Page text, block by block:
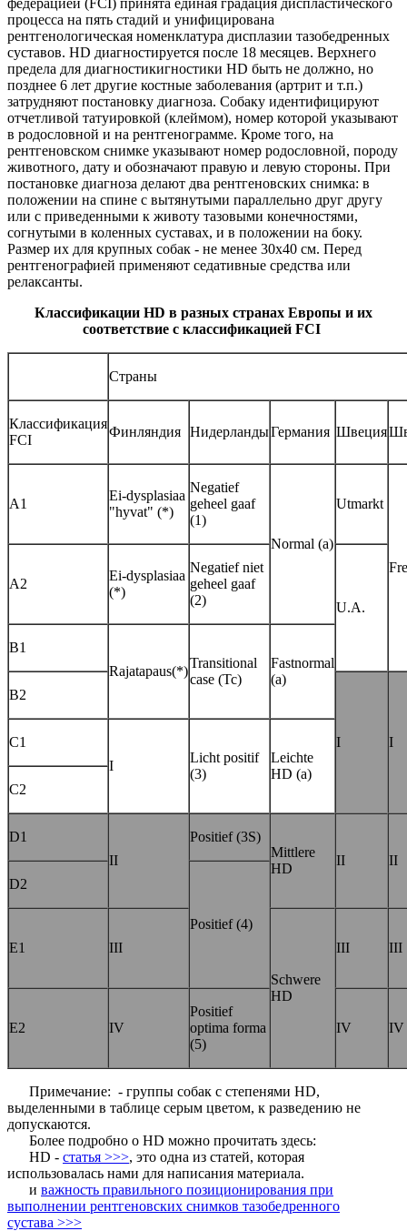
процесса на пять стадий и унифицирована
рентгенологическая номенклатура дисплазии тазобедренных
суставов. HD диагностируется после 18 месяцев. Верхнего
предела для диагностикигностики HD быть не должно, но
позднее 6 лет другие костные заболевания (артрит и т.п.)
затрудняют постановку диагноза. Собаку идентифицируют
отчетливой татуировкой (клеймом), номер которой указывают
в родословной и на рентгенограмме. Кроме того, на
рентгеновском снимке указывают номер родословной, породу
животного, дату и обозначают правую и левую стороны. При
постановке диагноза делают два рентгеновских снимка: в
положении на спине с вытянутыми параллельно друг другу
или с приведенными к животу тазовыми конечностями,
согнутыми в коленных суставах, и в положении на боку.
Размер их для крупных собак - не менее 30х40 см. Перед
рентгенографией применяют седативные средства или
релаксанты.
Классификации HD в разных странах Европы и их
соответствие с классификацией FCI
Страны
Классификация
FCI
Финляндия НидерландыГермания Швеция
A1
Ei-dysplasiaa
"hyvat" (*)
Negatief
geheel gaaf
(1)
Normal (a)
Utmarkt
A2
Ei-dysplasiaa
(*)
Negatief niet
geheel gaaf
(2)
U.A.
B1
Rajatapaus(*)
Transitional
case (Tc)
Fastnormal
(a)
B2
I I
C1
I
Licht positif
(3)
Leichte
HD (a)
C2
D1
II
Positief (3Ѕ)
Mittlere
HD
II
II
D2
Positief (4)
E1
III
Schwere
HD
III III
E2 IV
Positief
optima forma
(5)
IV IV
Примечание: - группы собак с степенями HD,
выделенными в таблице серым цветом, к разведению не
допускаются.
Более подробно о HD можно прочитать здесь:
HD - статья >>>, это одна из статей, которая
использовалась нами для написания материала.
и важность правильного позиционирования при
выполнении рентгеновских снимков тазобедренного
сустава >>>